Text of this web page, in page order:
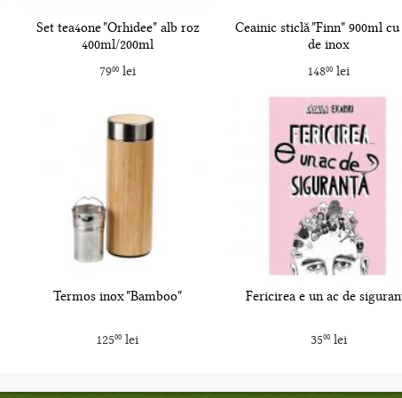
Set tea4one "Orhidee" alb roz
400ml/200ml
7900lei
Ceainic sticlă "Finn" 900ml
de inox
14800 lei
Termos inox "Bamboo"
12500 lei
Fericirea e un ac de
3500lei